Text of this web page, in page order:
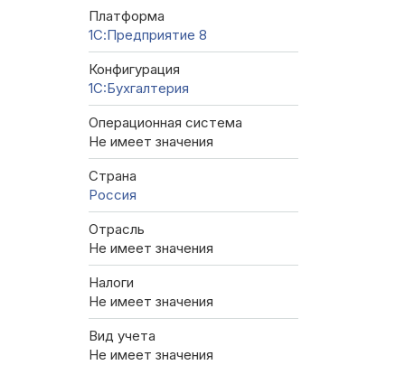
Платформа
1С:Предприятие 8
Конфигурация
1C:Бухгалтерия
Операционная система
Не имеет значения
Страна
Россия
Отрасль
Не имеет значения
Налоги
Не имеет значения
Вид учета
Не имеет значения